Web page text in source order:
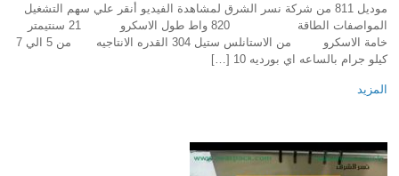
موديل 811 من شركة نسر الشرق لمشاهدة الفيديو أنقر علي سهم التشغيل
المواصفات الطاقة 820 واط طول الاسكرو 21 سنتيمتر
خامة الاسكرو من الاستانلس ستيل 304 القدره الانتاجيه من 5 الي 7
كيلو جرام بالساعه اي بورديه 10 […]
المزيد